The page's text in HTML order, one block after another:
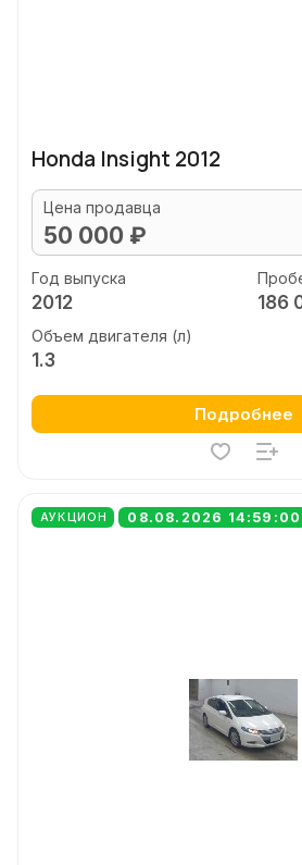
Honda Insight 2012
Цена продавца
50 000 ₽
Год выпуска
2012 186
Объем двигателя (л)
1.3
Подробнее
АУКЦИОН 08.08.2026 14:59:00